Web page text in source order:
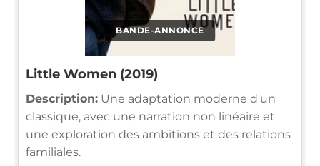
BANDE-ANNONCE
Little Women (2019)
Description: Une adaptation moderne d'un
classique, avec une narration non linéaire et
une exploration des ambitions et des relations
familiales.